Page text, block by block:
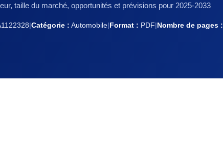
taille du marché, opportunités et prévisions pour 2025-2033
|Catégorie : Automobile|Format : PDF|Nombre de pages :